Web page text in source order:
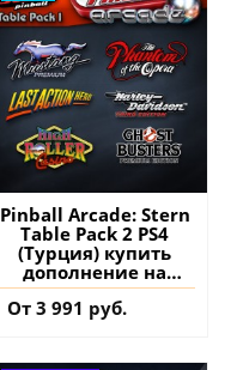
Pinball Arcade: Stern
Table Pack 2 PS4
(Турция) купить
дополнение на
аккаунт
От 3 991 руб.